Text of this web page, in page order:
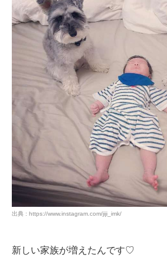
出典 : https://www.instagram.com/jiji_imk/
新しい家族が増えたんです♡